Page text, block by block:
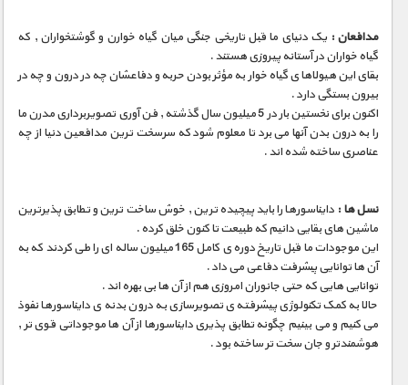
مدافعان : یک دنیای ما قبل تاریخی جنگی میان گیاه خوارن و گوشتخواران , که
گیاه خواران در آستانه پیروزی هستند .
بقای این هیولاها ی گیاه خوار به مؤثر بودن حربه و دفاعشان چه در درون و چه در
بیرون بستگی دارد .
اکنون برای نخستین بار در 5 میلیون سال گذشته , فن آوری تصویربرداری مدرن ما
را به درون بدن آنها می برد تا معلوم شود که سرسخت ترین مدافعین دنیا از چه
عناصری ساخته شده اند .
نسل ها : دایناسورها را باید پیچیده ترین , خوش ساخت ترین و تطابق پذیرترین
ماشین های بقایی دانیم که طبیعت تا کنون خلق کرده .
این موجودات ما قبل تاریخ دوره ی کامل 165 میلیون ساله ای را طی کردند که به
آن ها توانایی پبشرفت دفاعی می داد .
توانایی هایی که حتی جانوران امروزی هم از آن ها بی بهره اند .
حالا به کمک تکنولوژی پیشرفته ی تصویرسازی به درون بدنه ی دایناسورها نفوذ
می کنیم و می بینیم چگونه تطابق پذیری دایناسورها از آن ها موجوداتی قوی تر ,
هوشمندتر و جان سخت تر ساخته بود .